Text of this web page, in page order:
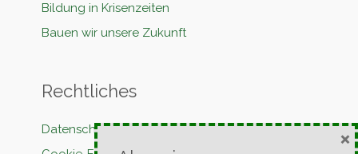
Bildung in Krisenzeiten
Bauen wir unsere Zukunft
Rechtliches
Datenschutzerklärung
×